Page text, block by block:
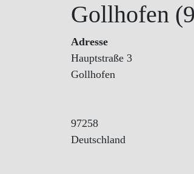
Gollhofen
Adresse
Hauptstraße 3
Gollhofen
97258
Deutschland